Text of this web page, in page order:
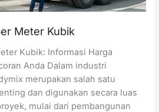
Meter Kubik
Kubik: Informasi Harga
Anda Dalam industri
merupakan salah satu
dan digunakan secara luas
mulai dari pembangunan